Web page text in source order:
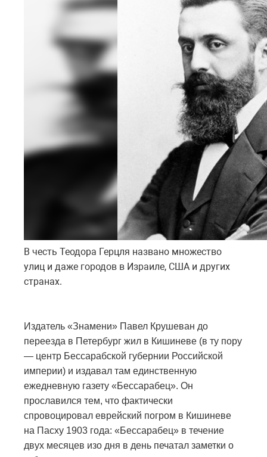
В честь Теодора Герцля названо множество
улиц и даже городов в Израиле, США и других
странах.
Издатель «Знамени» Павел Крушеван до
переезда в Петербург жил в Кишиневе (в ту пору
— центр Бессарабской губернии Российской
империи) и издавал там единственную
ежедневную газету «Бессарабец». Он
прославился тем, что фактически
спровоцировал еврейский погром в Кишиневе
на Пасху 1903 года: «Бессарабец» в течение
двух месяцев изо дня в день печатал заметки о